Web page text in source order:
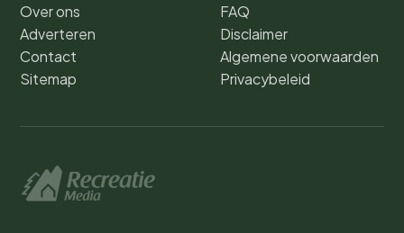
Over ons
Adverteren
Contact
Sitemap
FAQ
Disclaimer
Algemene voorwaarden
Privacybeleid